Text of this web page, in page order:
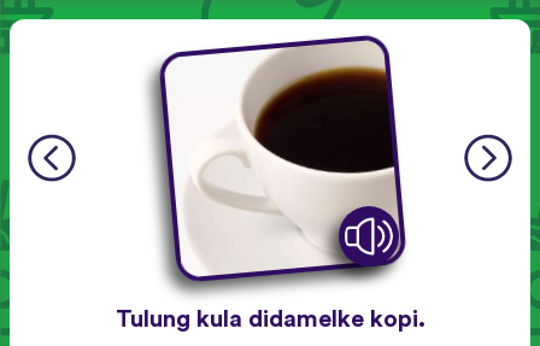
Tulung kula didamelke kopi.